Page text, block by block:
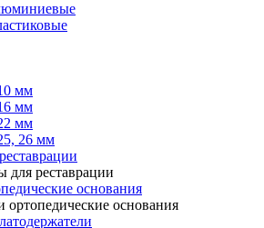
мм
мм
мм
26 мм
для реставрации
основания
основания